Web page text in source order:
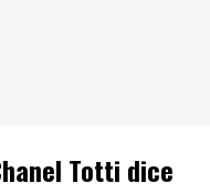
Totti dice